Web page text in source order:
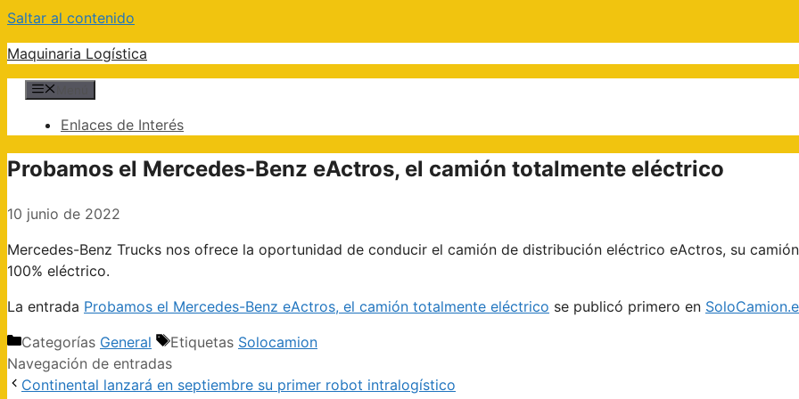
Saltar al contenido
Maquinaria Logística
Enlaces de Interés
Probamos el Mercedes-Benz eActros, el camión totalmente eléctrico
10 junio de 2022
Mercedes-Benz Trucks nos ofrece la oportunidad de conducir el camión de distribución eléctrico eActros, su camión
100% eléctrico.
La entrada Probamos el Mercedes-Benz eActros, el camión totalmente eléctrico se publicó primero en
Categorías General Etiquetas Solocamion
Navegación de entradas
Continental lanzará en septiembre su primer robot intralogístico